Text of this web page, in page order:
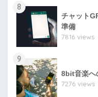
8
チャット
準備
7816 views
9
8bit音楽へ
7276 views